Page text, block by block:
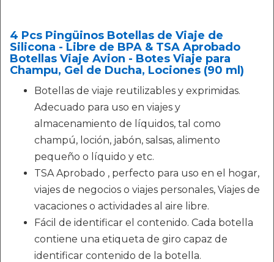
4 Pcs Pingüinos Botellas de Viaje de
Silicona - Libre de BPA & TSA Aprobado
Botellas Viaje Avion - Botes Viaje para
Champu, Gel de Ducha, Lociones (90 ml)
Botellas de viaje reutilizables y exprimidas.
Adecuado para uso en viajes y
almacenamiento de líquidos, tal como
champú, loción, jabón, salsas, alimento
pequeño o líquido y etc.
TSA Aprobado , perfecto para uso en el hogar,
viajes de negocios o viajes personales, Viajes de
vacaciones o actividades al aire libre.
Fácil de identificar el contenido. Cada botella
contiene una etiqueta de giro capaz de
identificar contenido de la botella.